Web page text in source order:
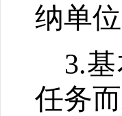
纳单
3.
任务